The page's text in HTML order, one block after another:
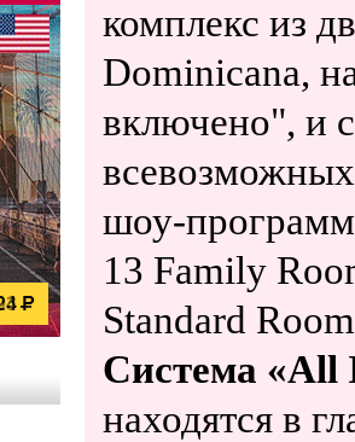
комплекс из
Dominicana,
включено", и
шоу-
13 Family
Standard
Система «All
находятся в